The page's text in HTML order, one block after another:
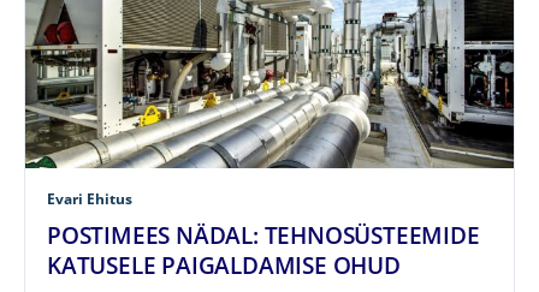
Evari Ehitus
POSTIMEES NÄDAL: TEHNOSÜSTEEMIDE
KATUSELE PAIGALDAMISE OHUD